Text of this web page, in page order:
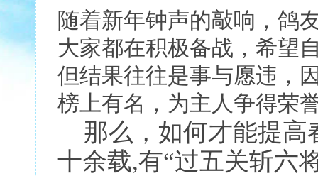
随着新年钟声的敲响，鸽
大家都在积极备战，希望
但结果往往是事与愿违，
榜上有名，为主人争得荣
那么，如何才能提
十余载,有“过五关斩六